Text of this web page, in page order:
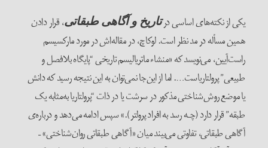
یکی از نکته‌های اساسی درتاریخ و آگاهی طبقاتی، قرار دادن
همین مسأله در مد نظر است. لوکاچ، در مقاله‌اش در مورد مارکسیسم
راست‌آیین، می‌نویسد که «منشاء ماتریالیسم تاریخی “پایگاه بلافصل و
طبیعی” پرولتاریاست…. اما از این‌جا نمی‌توان به این نتیجه رسید که دانش
یا موضع روش‌شناختی مذکور در سرشت یا در ذات “پرولتاریا به‌مثابه یک
طبقه” قرار دارد (چـه رسد به افراد پرولتر).» سپس ادامه می‌دهد و درباره‌ی
آگاهی طبقاتی، تفاوتی می‌بیند میان «آگاهی طبقاتی روان‌شناختی» –